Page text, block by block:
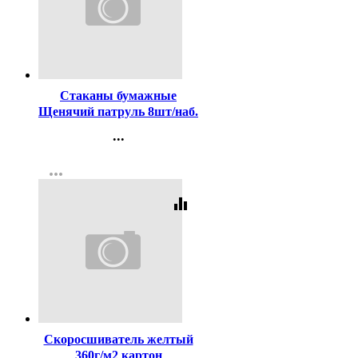
Стаканы бумажные
Щенячий патруль 8шт/наб.
...
Регистрация
more_horiz
equalizer
Скоросшиватель желтый